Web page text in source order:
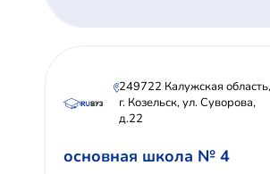
249722 Калужская область,
г. Козельск, ул. Суворова,
д.22
основная школа № 4